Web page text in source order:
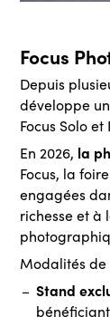
Focus
Depuis
développe
Focus Solo et
En 2026, la
Focus, la
engagées
richesse et à
Modalités
Stand